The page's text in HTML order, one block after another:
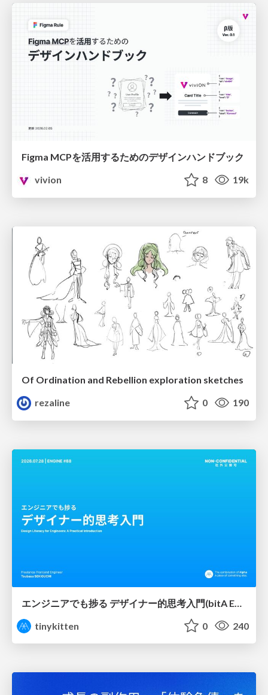
Figma MCPを活用するためのデザインハンドブック
vivion
8 19k
Of Ordination and Rebellion exploration sketches
rezaline
0 190
tinykitten
0 240